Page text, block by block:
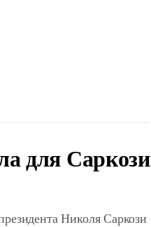
для Саркози
Николя Саркози